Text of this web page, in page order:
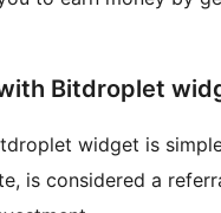
Bitdroplet
widget is
is considered a